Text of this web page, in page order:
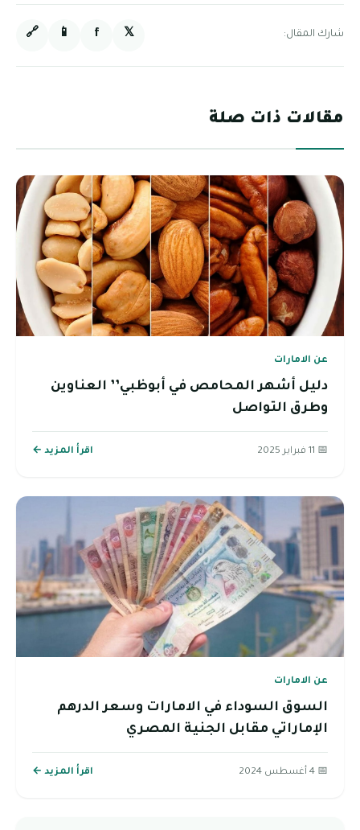
شارك المقال: 𝕏
f
📱
🔗
مقالات ذات صلة
عن الامارات
دليل أشهر المحامص في أبوظبي’’ العناوين
وطرق التواصل
📅 11 فبراير 2025 اقرأ المزيد ←
عن الامارات
السوق السوداء في الامارات وسعر الدرهم
الإماراتي مقابل الجنية المصري
📅 4 أغسطس 2024 اقرأ المزيد ←